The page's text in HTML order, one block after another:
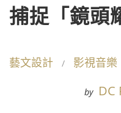
捕捉「鏡頭
藝文設計 影視音樂
by DC